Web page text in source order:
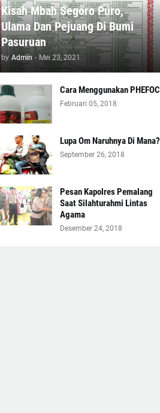
Kisah Mbah Segoro Puro,
Ulama Dan Pejuang Di Bumi
Pasuruan
by Admin - Mei 23, 2021
Cara Menggunakan PHEFOC
Februari 05, 2018
Lupa Om Naruhnya Di Mana?
September 26, 2018
Pesan Kapolres Pemalang
Saat Silahturahmi Lintas
Agama
Desember 24, 2018